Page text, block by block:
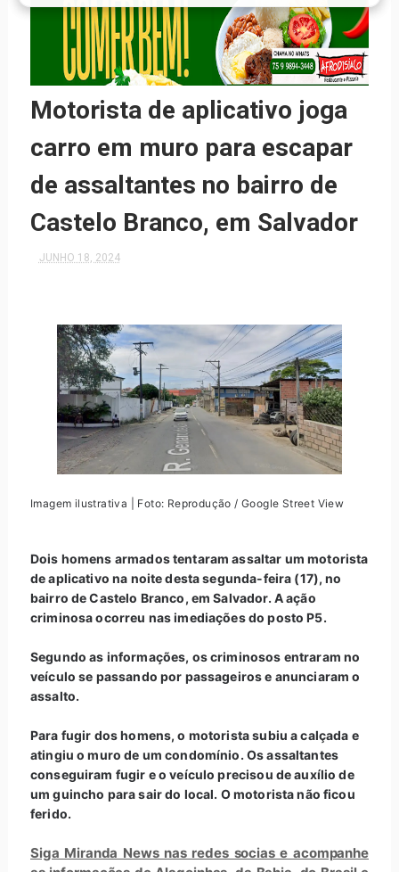
Motorista de aplicativo joga
carro em muro para escapar
de assaltantes no bairro de
Castelo Branco, em Salvador
JUNHO 18, 2024
Imagem ilustrativa | Foto: Reprodução / Google Street View
Dois homens armados tentaram assaltar um motorista
de aplicativo na noite desta segunda-feira (17), no
bairro de Castelo Branco, em Salvador. A ação
criminosa ocorreu nas imediações do posto P5.
Segundo as informações, os criminosos entraram no
veículo se passando por passageiros e anunciaram o
assalto.
Para fugir dos homens, o motorista subiu a calçada e
atingiu o muro de um condomínio. Os assaltantes
conseguiram fugir e o veículo precisou de auxílio de
um guincho para sair do local. O motorista não ficou
ferido.
Siga Miranda News nas redes socias e acompanhe